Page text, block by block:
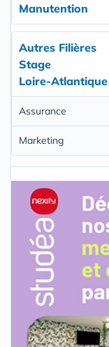
Manutention
Autres Filières
Stage
Loire-Atlantique
Assurance
Marketing